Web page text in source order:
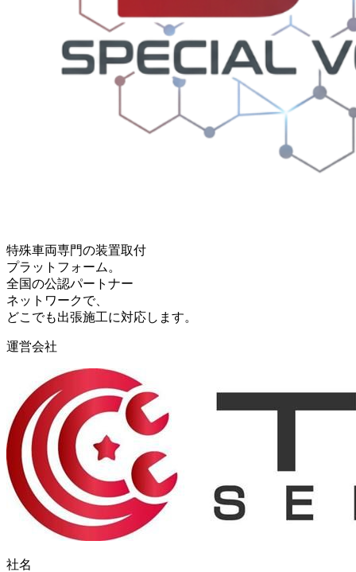
特殊車両専門の装置取付
プラットフォーム。
全国の公認パートナー
ネットワークで、
どこでも出張施工に対応します。
運営会社
社名